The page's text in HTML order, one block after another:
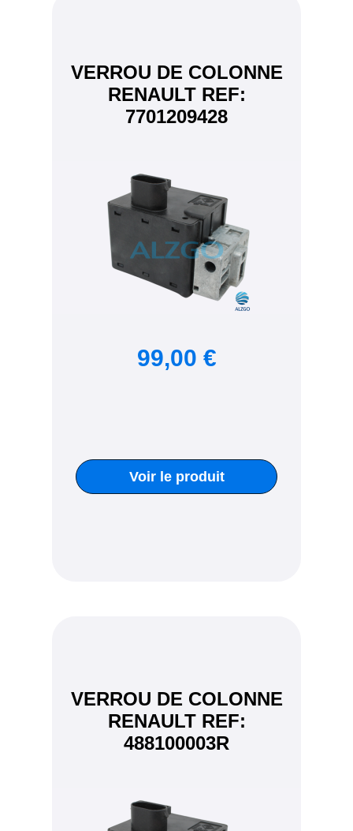
VERROU DE COLONNE
RENAULT REF:
7701209428
99,00 €
Voir le produit
VERROU DE COLONNE
RENAULT REF:
488100003R